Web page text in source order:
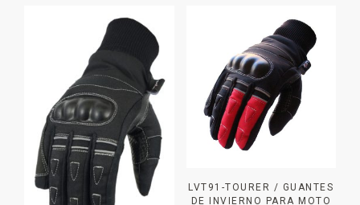
LVT91-TOURER / GUANTES
DE INVIERNO PARA MOTO